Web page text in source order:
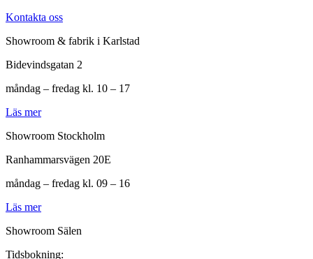
Kontakta oss
Showroom & fabrik i Karlstad
Bidevindsgatan 2
måndag – fredag kl. 10 – 17
Läs mer
Showroom Stockholm
Ranhammarsvägen 20E
måndag – fredag kl. 09 – 16
Läs mer
Showroom Sälen
Tidsbokning: